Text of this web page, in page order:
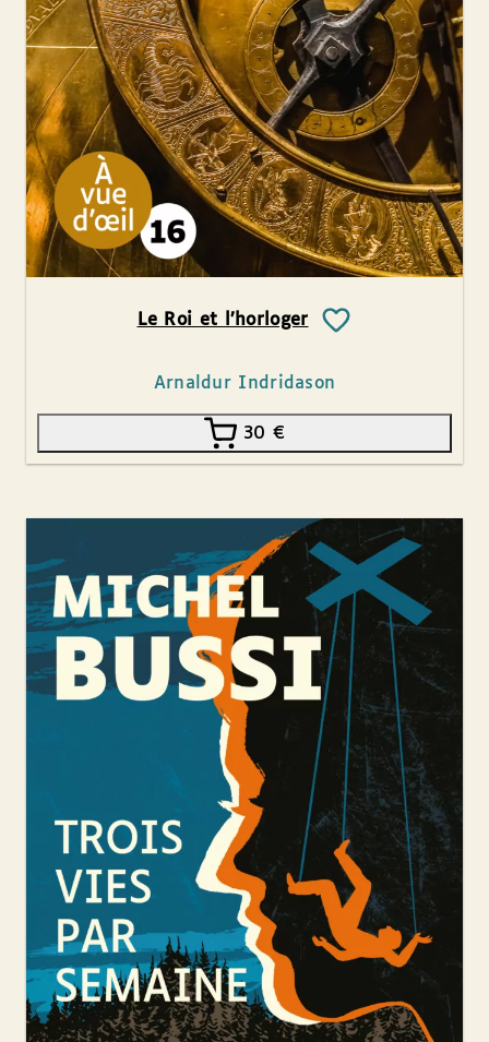
Le Roi et l’horloger
Arnaldur Indridason
30 €